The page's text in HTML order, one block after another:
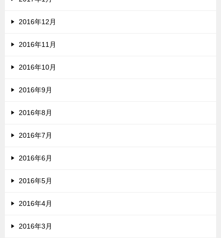
2016年12月
2016年11月
2016年10月
2016年9月
2016年8月
2016年7月
2016年6月
2016年5月
2016年4月
2016年3月